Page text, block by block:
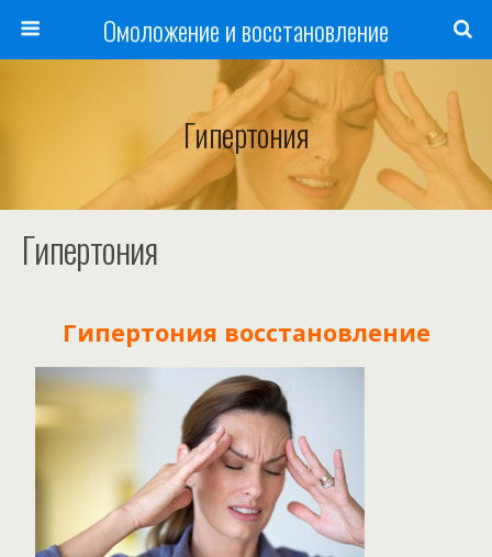
Омоложение и восстановление
Гипертония
Гипертония
Гипертония восстановление